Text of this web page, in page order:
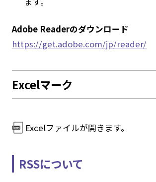
Adobe Readerのダウンロード
https://get.adobe.com/jp/reader/
Excelマーク
Excelファイルが開きます。
RSSについて